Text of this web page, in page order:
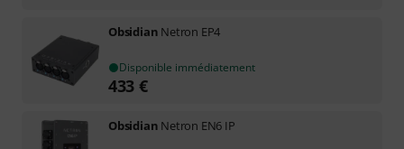
Obsidian Netron EP4
Disponible immédiatement
433 €
Obsidian Netron EN6 IP